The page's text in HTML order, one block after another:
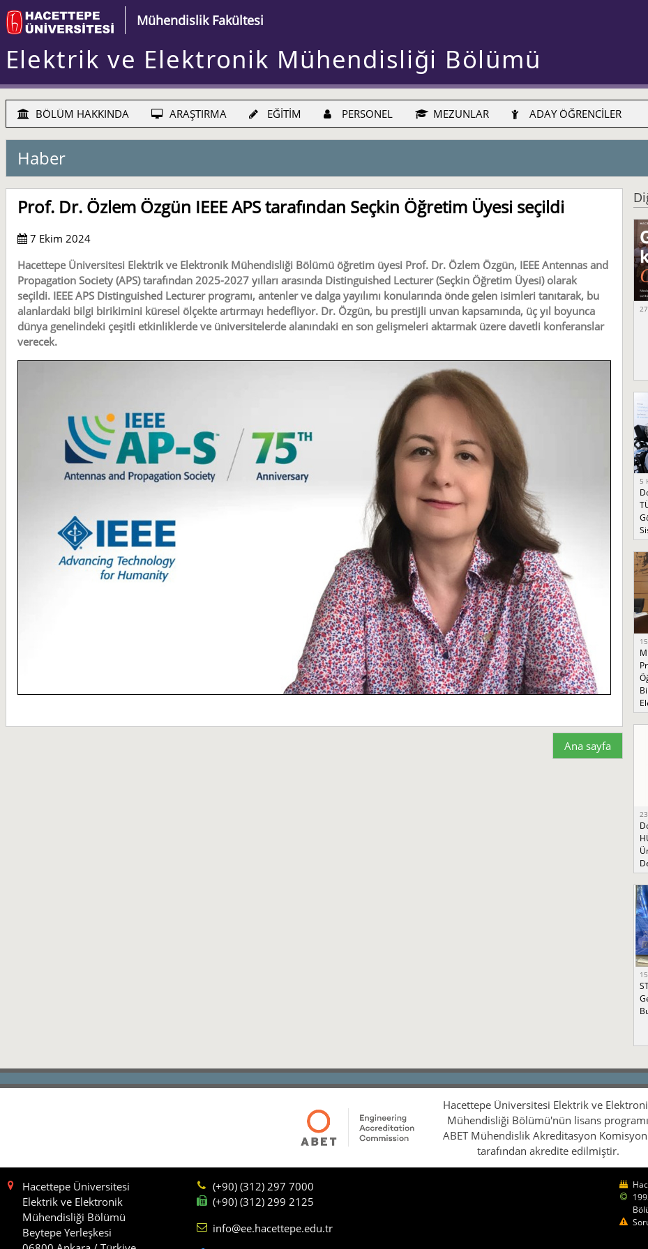
Mühendislik Fakültesi
Elektrik ve Elektronik Mühendisliği Bölümü
BÖLÜM HAKKINDA ARAŞTIRMA EĞİTİM PERSONEL MEZUNLAR ADAY ÖĞRENCİLER
Haber
Prof. Dr. Özlem Özgün IEEE APS tarafından Seçkin Öğretim Üyesi seçildi
7 Ekim 2024
Hacettepe Üniversitesi Elektrik ve Elektronik Mühendisliği Bölümü öğretim üyesi Prof. Dr. Özlem Özgün, IEEE Antennas and
Propagation Society (APS) tarafından 2025-2027 yılları arasında Distinguished Lecturer (Seçkin Öğretim Üyesi) olarak
seçildi. IEEE APS Distinguished Lecturer programı, antenler ve dalga yayılımı konularında önde gelen isimleri tanıtarak, bu
alanlardaki bilgi birikimini küresel ölçekte artırmayı hedefliyor. Dr. Özgün, bu prestijli unvan kapsamında, üç yıl boyunca
dünya genelindeki çeşitli etkinliklerde ve üniversitelerde alanındaki en son gelişmeleri aktarmak üzere davetli konferanslar
verecek.
Ana sayfa
5
Hacettepe Üniversitesi Elektrik ve
Mühendisliği Bölümü'nün lisans programı
ABET Mühendislik Akreditasyon
tarafından akredite edilmiştir.
Hacettepe Üniversitesi
Elektrik ve Elektronik
Mühendisliği Bölümü
Beytepe Yerleşkesi
(+90) (312) 297 7000
(+90) (312) 299 2125
info@ee.hacettepe.edu.tr